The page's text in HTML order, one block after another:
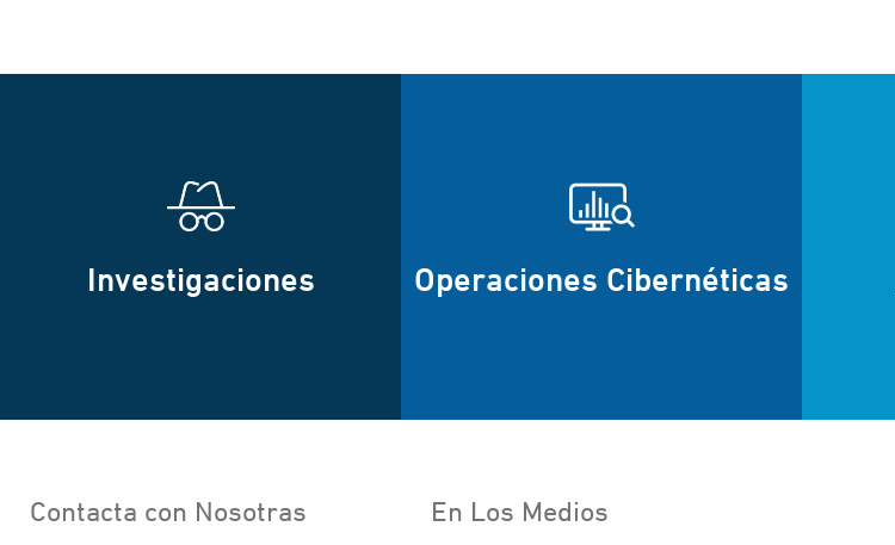
Investigaciones Operaciones Cibernéticas
Contacta con Nosotras En Los Medios